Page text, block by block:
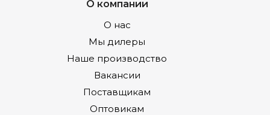
О компании
О нас
Мы дилеры
Наше производство
Вакансии
Поставщикам
Оптовикам